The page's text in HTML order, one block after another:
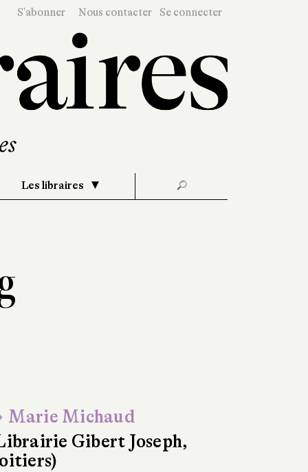
S'abonner Nous contacter Se connecter
Les libraires 🔎
Marie Michaud
Gibert Joseph,